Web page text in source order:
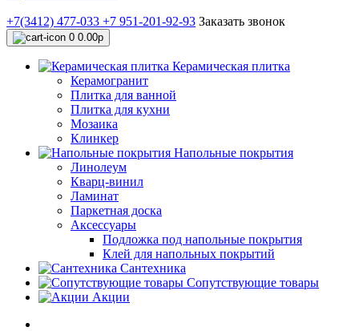
+7(3412) 477-033 +7 951-201-92-93 Заказать звонок
0 0.00р
Керамическая плитка
Керамогранит
Плитка для ванной
Плитка для кухни
Мозаика
Клинкер
Напольные покрытия
Линолеум
Кварц-винил
Ламинат
Паркетная доска
Аксессуары
Подложка под напольные покрытия
Клей для напольных покрытий
Сантехника
Сопутствующие товары
Акции